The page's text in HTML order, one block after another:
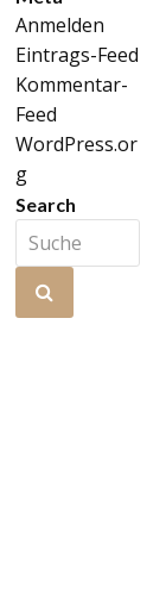
Anmelden
Eintrags-Feed
Kommentar-
Feed
WordPress.or
g
Search
Suche